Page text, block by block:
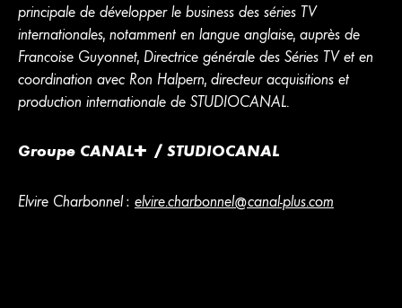
principale de développer le business des séries TV
internationales, notamment en langue anglaise, auprès de
Françoise Guyonnet, Directrice générale des Séries TV et en
coordination avec Ron Halpern, directeur acquisitions et
production internationale de STUDIOCANAL.
Groupe CANAL+ / STUDIOCANAL
Elvire Charbonnel : elvire.charbonnel@canal-plus.com